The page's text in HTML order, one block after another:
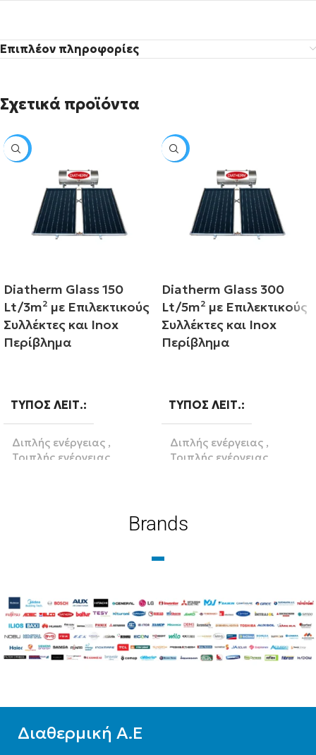
Επιπλέον πληροφορίες
Σχετικά προϊόντα
SALE
Diatherm Glass 150
Lt/3m² με Επιλεκτικούς
Συλλέκτες και Inox
Περίβλημα
ΤΎΠΟΣ ΛΕΙΤ.
Διπλής ενέργειας ,
Τριπλής ενέργειας
ΕΠΙΦΆΝΕΙΑ(M2) 3
SALE
Diatherm Glass 300
Lt/5m² με Επιλεκτικούς
Συλλέκτες και Inox
Περίβλημα
ΤΎΠΟΣ ΛΕΙΤ.
Διπλής ενέργειας ,
Τριπλής ενέργειας
ΕΠΙΦΆΝΕΙΑ(M2) 5
Brands
Διαθερμική Α.Ε